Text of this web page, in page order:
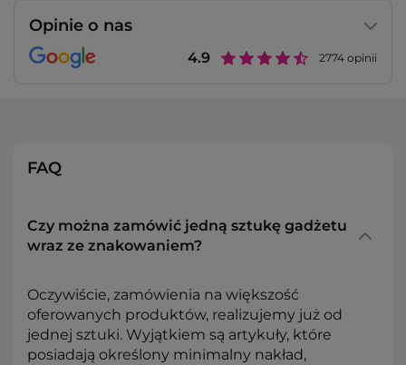
Opinie o nas
4.9 2774 opinii
FAQ
Czy można zamówić jedną sztukę gadżetu
wraz ze znakowaniem?
Oczywiście, zamówienia na większość
oferowanych produktów, realizujemy już od
jednej sztuki. Wyjątkiem są artykuły, które
posiadają określony minimalny nakład,